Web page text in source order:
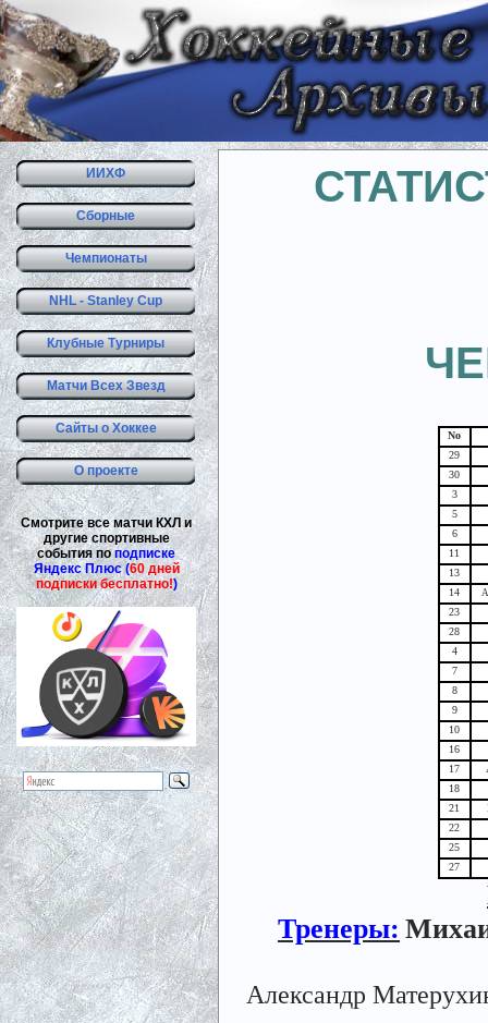
ИИХФ
Сборные
Чемпионаты
NHL - Stanley Cup
Клубные Турниры
Матчи Всех Звезд
Сайты о Хоккее
О проекте
Смотрите все матчи КХЛ и
другие спортивные
события поподписке
Яндекс Плюс (60 дней
подписки бесплатно!)
No
29
30
3
5
6
11
13
14
23
28
4
7
8
9
10
16
17
18
21
22
25
27
Тренеры:
Александр